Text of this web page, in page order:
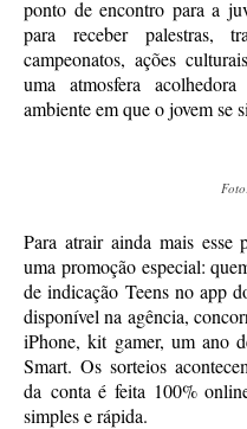
ponto de encontro para a
para receber palestras,
campeonatos, ações
uma atmosfera
ambiente em que o jovem se
Para atrair ainda mais
uma promoção especial:
de indicação Teens no app
disponível na agência,
iPhone, kit gamer, um ano
Smart. Os sorteios
da conta é feita 100%
simples e rápida.